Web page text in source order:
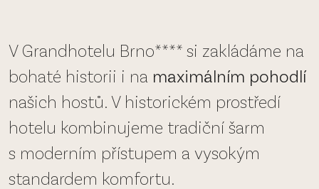
V Grandhotelu Brno**** si zakládáme na
bohaté historii i na maximálním pohodlí
našich hostů. V historickém prostředí
hotelu kombinujeme tradiční šarm
s moderním přístupem a vysokým
standardem komfortu.